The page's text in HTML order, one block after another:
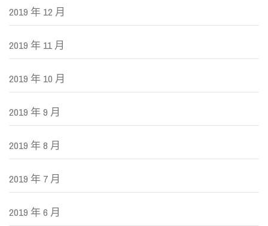
2019 年 12 月
2019 年 11 月
2019 年 10 月
2019 年 9 月
2019 年 8 月
2019 年 7 月
2019 年 6 月